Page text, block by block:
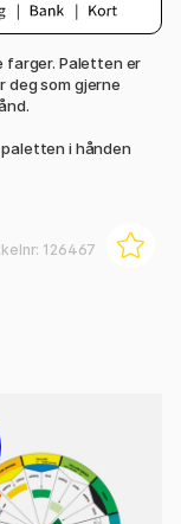
farger. Paletten er
som gjerne
i hånden
126467